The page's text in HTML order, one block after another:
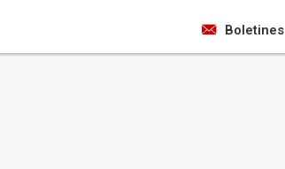
Boletines